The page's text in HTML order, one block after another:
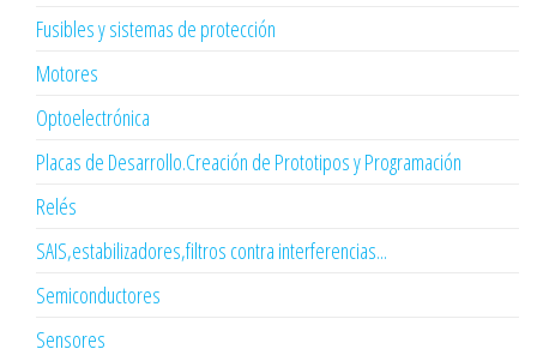
Fusibles y sistemas de protección
Motores
Optoelectrónica
Placas de Desarrollo.Creación de Prototipos y Programación
Relés
SAIS,estabilizadores,filtros contra interferencias...
Semiconductores
Sensores